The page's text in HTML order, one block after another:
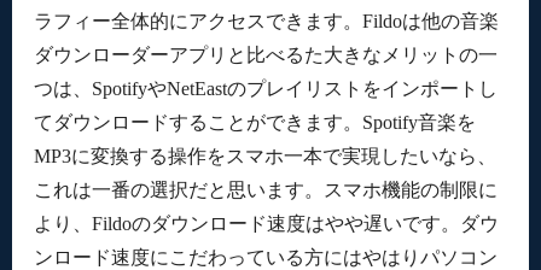
ラフィー全体的にアクセスできます。Fildoは他の音楽
ダウンローダーアプリと比べるた大きなメリットの一
つは、SpotifyやNetEastのプレイリストをインポートし
てダウンロードすることができます。Spotify音楽を
MP3に変換する操作をスマホ一本で実現したいなら、
これは一番の選択だと思います。スマホ機能の制限に
より、Fildoのダウンロード速度はやや遅いです。ダウ
ンロード速度にこだわっている方にはやはりパソコン